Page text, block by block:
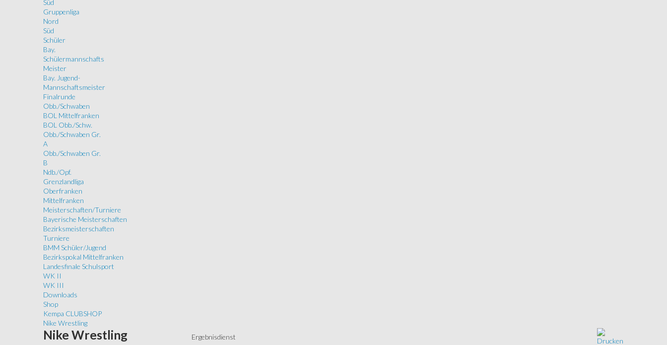
Süd
Gruppenliga
Nord
Süd
Schüler
Bay.
Schülermannschafts
Meister
Bay. Jugend-
Mannschaftsmeister
Finalrunde
Obb./Schwaben
BOL Mittelfranken
BOL Obb./Schw.
Obb./Schwaben Gr.
A
Obb./Schwaben Gr.
B
Ndb./Opf.
Grenzlandliga
Oberfranken
Mittelfranken
Meisterschaften/Turniere
Bayerische Meisterschaften
Bezirksmeisterschaften
Turniere
BMM Schüler/Jugend
Bezirkspokal Mittelfranken
Landesfinale Schulsport
WK II
WK III
Downloads
Shop
Kempa CLUBSHOP
Nike Wrestling
Ergebnisdienst
Nike Wrestling